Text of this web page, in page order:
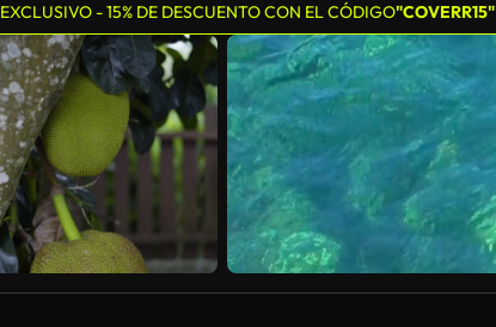
EXCLUSIVO - 15% DE DESCUENTO CON EL CÓDIGO"COVERR15"